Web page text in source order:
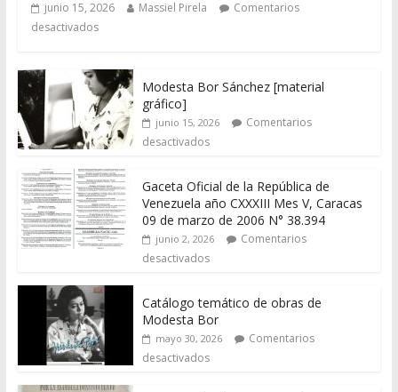
junio 15, 2026 Massiel Pirela
Comentarios
desactivados
Modesta Bor Sánchez [material
gráfico]
junio 15, 2026
Comentarios
desactivados
Gaceta Oficial de la República de
Venezuela año CXXXIII Mes V, Caracas
09 de marzo de 2006 N° 38.394
junio 2, 2026
Comentarios
desactivados
Catálogo temático de obras de
Modesta Bor
mayo 30, 2026
Comentarios
desactivados